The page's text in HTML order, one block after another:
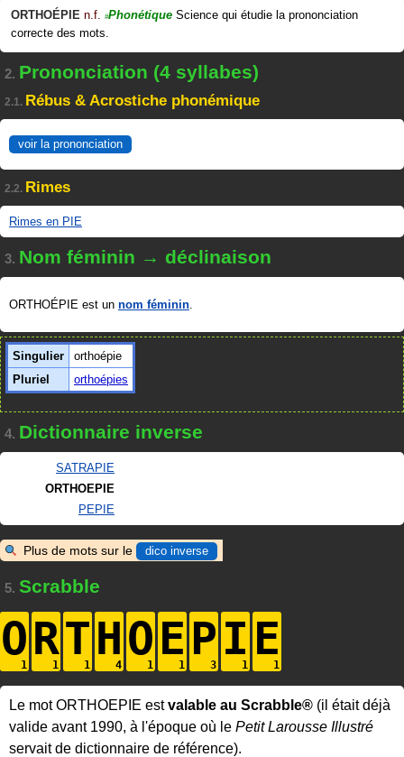
ORTHOÉPIE n.f. #Phonétique Science qui étudie la prononciation
correcte des mots.
2. Prononciation (4 syllabes)
2.1. Rébus & Acrostiche phonémique
voir la prononciation
2.2. Rimes
Rimes en PIE
3. Nom féminin → déclinaison
ORTHOÉPIE est un nom féminin.
Singulier
orthoépie
Pluriel
orthoépies
4. Dictionnaire inverse
SATRAPIE
ORTHOEPIE
PEPIE
Plus de mots sur le dico inverse
5. Scrabble
ORTHOE PI E
Le mot ORTHOEPIE estvalable au Scrabble® (il était déjà
valide avant 1990, à l'époque où le Petit Larousse Illustré
servait de dictionnaire de référence).